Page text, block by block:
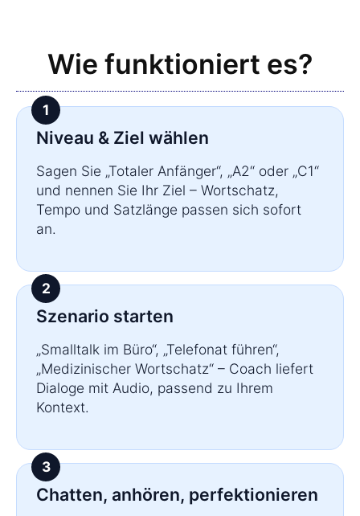
Wie funktioniert es?
Niveau & Ziel wählen
Sagen Sie „Totaler Anfänger“, „A2“ oder „C1“
und nennen Sie Ihr Ziel – Wortschatz,
Tempo und Satzlänge passen sich sofort
an.
Szenario starten
„Smalltalk im Büro“, „Telefonat führen“,
„Medizinischer Wortschatz“ – Coach liefert
Dialoge mit Audio, passend zu Ihrem
Kontext.
Chatten, anhören, perfektionieren